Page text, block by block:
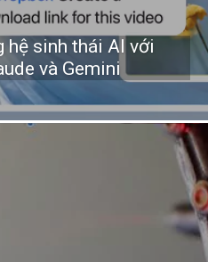
hệ sinh thái AI với
và Gemini